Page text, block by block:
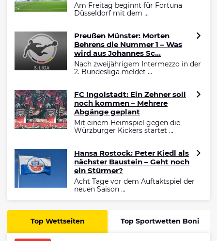
Am Freitag beginnt für Fortuna
Düsseldorf mit dem ...
Preußen Münster: Morten
Behrens die Nummer 1 – Was
wird aus Johannes Sc...
Nach zweijährigem Intermezzo in der
2. Bundesliga meldet ...
FC Ingolstadt: Ein Zehner soll
noch kommen – Mehrere
Abgänge geplant
Mit einem Heimspiel gegen die
Würzburger Kickers startet ...
Hansa Rostock: Peter Kiedl als
nächster Baustein – Geht noch
ein Stürmer?
Acht Tage vor dem Auftaktspiel der
neuen Saison ...
Top Wettseiten Top Sportwetten Boni